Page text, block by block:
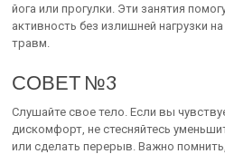
йога или прогулки. Эти занятия
активность без излишней нагрузки
травм.
СОВЕТ №3
Слушайте свое тело. Если вы
дискомфорт, не стесняйтесь
или сделать перерыв. Важно